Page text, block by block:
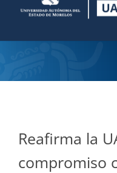
Reafirma la
compromiso